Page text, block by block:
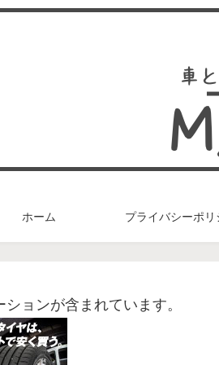
ホーム プライバシーポリ
ョンが含まれています。